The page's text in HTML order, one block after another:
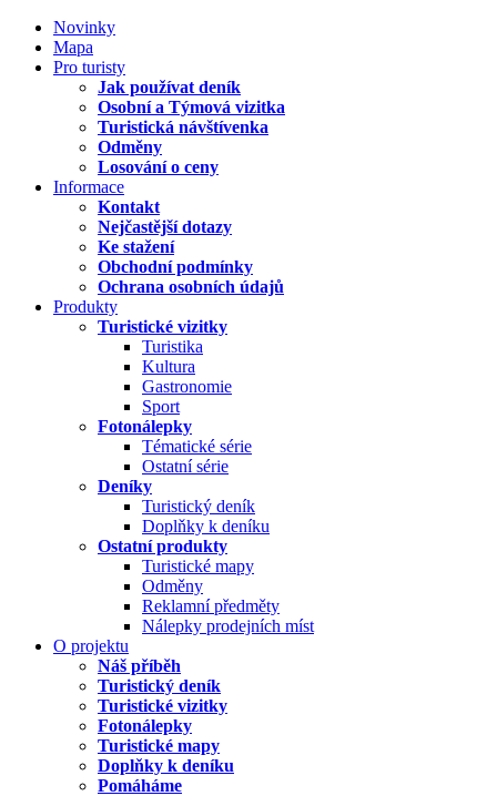
Novinky
Mapa
Pro turisty
Jak používat deník
Osobní a Týmová vizitka
Turistická návštívenka
Odměny
Losování o ceny
Informace
Kontakt
Nejčastější dotazy
Ke stažení
Obchodní podmínky
Ochrana osobních údajů
Produkty
Turistické vizitky
Turistika
Kultura
Gastronomie
Sport
Fotonálepky
Tématické série
Ostatní série
Deníky
Turistický deník
Doplňky k deníku
Ostatní produkty
Turistické mapy
Odměny
Reklamní předměty
Nálepky prodejních míst
O projektu
Náš příběh
Turistický deník
Turistické vizitky
Fotonálepky
Turistické mapy
Doplňky k deníku
Pomáháme